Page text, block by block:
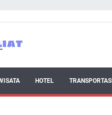
HOTEL TRANSPORTASI